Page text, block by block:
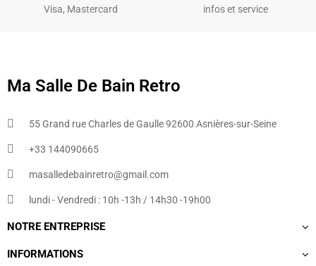
Visa, Mastercard infos et service
Ma Salle De Bain Retro
55 Grand rue Charles de Gaulle 92600 Asnières-sur-Seine
+33 144090665​
masalledebainretro@gmail.com
lundi - Vendredi : 10h -13h / 14h30 -19h00
NOTRE ENTREPRISE
INFORMATIONS